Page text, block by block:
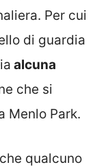
Per cui
di guardia
alcuna
che si
Menlo Park.
qualcuno